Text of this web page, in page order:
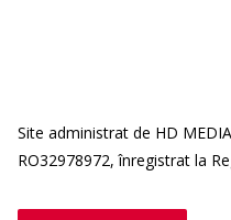
Site administrat de HD
RO32978972, înregistrat la